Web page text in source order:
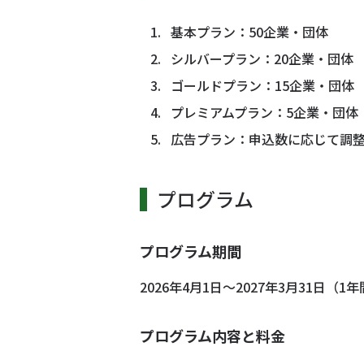
基本プラン：50企業・団体
シルバープラン：20企業・団体
ゴールドプラン：15企業・団体
プレミアムプラン：5企業・団体
広告プラン：申込数に応じて調
プログラム
プログラム期間
2026年4月1日～2027年3月31日（1年
プログラム内容と料金